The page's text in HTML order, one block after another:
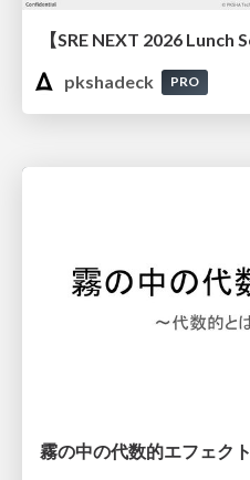
pkshadeck
PRO
霧の中の代数的エフェクト